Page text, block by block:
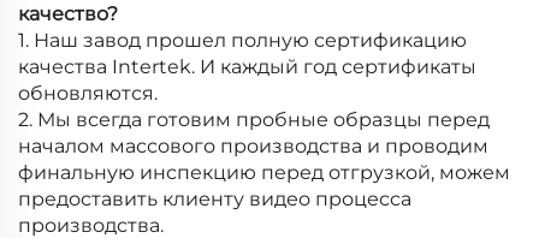
качество?
1. Наш завод прошел полную сертификацию
качества Intertek. И каждый год сертификаты
обновляются.
2. Мы всегда готовим пробные образцы перед
началом массового производства и проводим
финальную инспекцию перед отгрузкой, можем
предоставить клиенту видео процесса
производства.